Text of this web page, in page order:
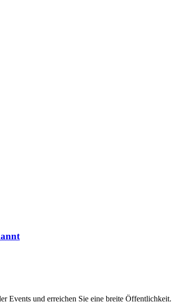
Events und erreichen Sie eine breite Öffentlichkeit.